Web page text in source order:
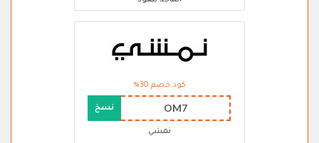
كود خصم 30%
OM7 نسخ
نمشي